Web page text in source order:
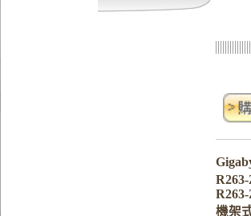
機架